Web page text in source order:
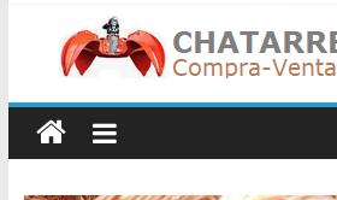
Chatarreros
–